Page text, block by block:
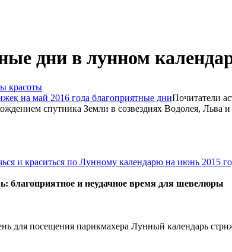
дни в лунном
красоты
Почитатели
спутника Земли в созвездиях Водолея,
и краситься по Лунному календарю на июнь 2015
благоприятное и неудачное время для шевелюры
для посещения парикмахера Лунный календарь